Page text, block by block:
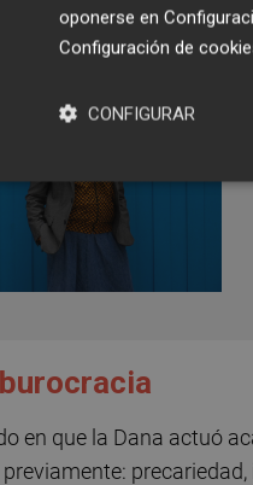
en que la Dana actuó
oponerse en
Configuración de
CONFIGURAR